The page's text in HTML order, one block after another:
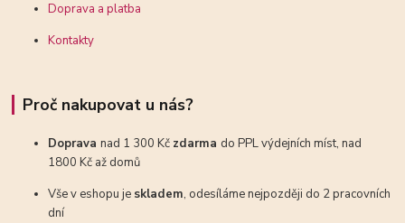
Doprava a platba
Kontakty
Proč nakupovat u nás?
Dopravanad 1 300 Kč zdarma do PPL výdejních míst, nad
1800 Kč až domů
Vše v eshopu je skladem, odesíláme nejpozději do 2 pracovních
dní